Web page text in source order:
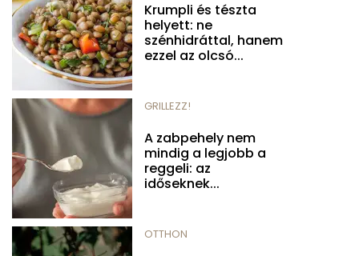
Krumpli és tészta
helyett: ne
szénhidráttal, hanem
ezzel az olcsó...
GRILLEZZ!
A zabpehely nem
mindig a legjobb a
reggeli: az
időseknek...
OTTHON